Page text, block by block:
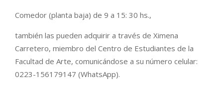
Comedor (planta baja) de 9 a 15: 30 hs.,
también las pueden adquirir a través de Ximena
Carretero, miembro del Centro de Estudiantes de la
Facultad de Arte, comunicándose a su número celular:
0223-156179147 (WhatsApp).